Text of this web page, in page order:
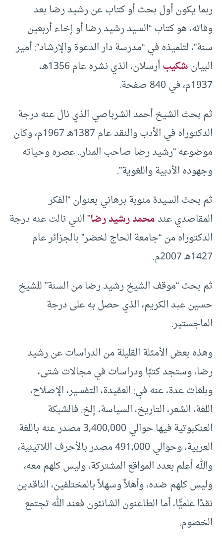
ربما يكون أول بحث أو كتاب عن رشيد رضا بعد
وفاته، هو كتاب “السيد رشيد رضا أو إخاء أربعين
سنة”، لتلميذه في “مدرسة دار الدعوة والإرشاد”: أمير
البيانشكيب
أرسلان، الذي نشره عام 1356هـ،
1937م، في 840 صفحة.
ثم بحث الشيخ أحمد الشرباصي الذي نال عنه درجة
الدكتوراه في الأدب والنقد عام 1387هـ 1967م، وكان
موضوعه “رشيد رضا صاحب المنار.. عصره وحياته
وجهوده الأدبية واللغوية”.
ثم بحث السيدة منوبة برهاني بعنوان “الفكر
المقاصدي عندمحمد رشيد رضا” التي نالت عنه درجة
الدكتوراه من “جامعة الحاج لخضر” بالجزائر عام
1427هـ 2007م.
ثم بحث “موقف الشيخ رشيد رضا من السنة” للشيخ
حسين عبد الكريم، الذي حصل به على درجة
الماجستير.
وهذه بعض الأمثلة القليلة من الدراسات عن رشيد
رضا، وستجد كتبًا ودراسات في مجالات شتى،
وبلغات عدة، عنه في: العقيدة، التفسير، الإصلاح،
اللغة، الشعر، التاريخ، السياسة، إلخ. فالشبكة
العنكبوتية فيها حوالي 3,400,000 مصدر عنه باللغة
العربية، وحوالي 491,000 مصدر بالأحرف اللاتينية،
والله أعلم بعدد المواقع المشتركة، وليس كلهم معه،
وليس كلهم ضده، وأهلاً وسهلاً بالمختلفين، الناقدين
نقدًا علميًّا، أما الطاعنون الشانئون فعند الله تجتمع
الخصوم.